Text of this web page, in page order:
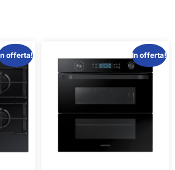
offerta! In offerta!